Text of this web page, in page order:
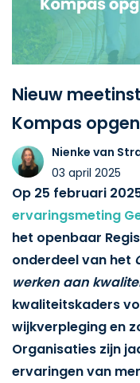
Nieuw
Kompas
Nienke van
03 april 2025
Op 25 februari
ervaringsmeting
het openbaar
onderdeel van het
werken aan
kwaliteitskaders
wijkverpleging en
Organisaties zijn
ervaringen van